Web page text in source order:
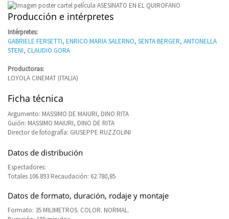
Producción e intérpretes
Intérpretes:
GABRIELE FERSETTI, ENRICO MARIA SALERNO, SENTA BERGER, ANTONELLA
STENI, CLAUDIO GORA
Productoras:
LOYOLA CINEMAT (ITALIA)
Ficha técnica
Argumento: MASSIMO DE MAIURI, DINO RITA
Guión: MASSIMO MAIURI, DINO DE RITA
Director de fotografía: GIUSEPPE RUZZOLINI
Datos de distribución
Espectadores:
Totales 106.893 Recaudación: 62.780,85
Datos de formato, duración, rodaje y montaje
Formato: 35 MILIMETROS. COLOR. NORMAL.